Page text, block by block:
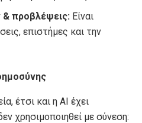
προβλέψεις: Είναι
επιστήμες και την
έτσι και η ΑΙ έχει
χρησιμοποιηθεί με σύνεση: